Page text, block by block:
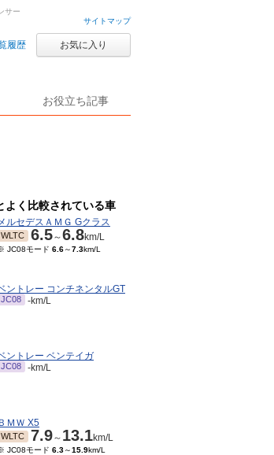
サイトマップ
履歴 お気に入り
お役立ち記事
サー
よく比較されている車
ルセデスＡＭＧ Gクラス
WLTC 6.5～6.8km/L
JC08モード 6.6～7.3km/L
ントレー コンチネンタルGT
JC08 -km/L
ントレー ベンテイガ
JC08 -km/L
ＢＭＷ X5
WLTC 7.9～ 13.1km/L
JC08モード 6.3～15.9km/L